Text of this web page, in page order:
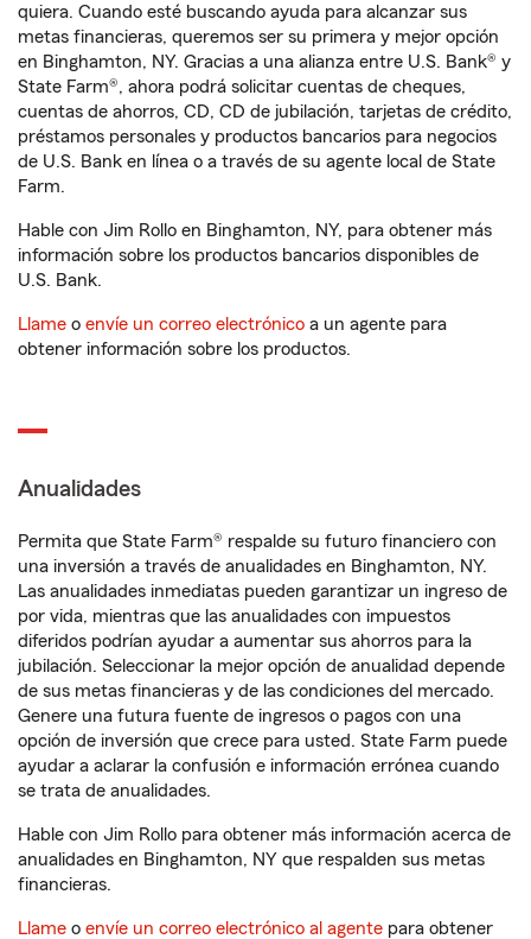
quiera. Cuando esté buscando ayuda para alcanzar sus
metas financieras, queremos ser su primera y mejor opción
en Binghamton, NY. Gracias a una alianza entre U.S. Bank® y
State Farm®, ahora podrá solicitar cuentas de cheques,
cuentas de ahorros, CD, CD de jubilación, tarjetas de crédito,
préstamos personales y productos bancarios para negocios
de U.S. Bank en línea o a través de su agente local de State
Farm.
Hable con Jim Rollo en Binghamton, NY, para obtener más
información sobre los productos bancarios disponibles de
U.S. Bank.
Llame o envíe un correo electrónico a un agente para
obtener información sobre los productos.
Anualidades
Permita que State Farm® respalde su futuro financiero con
una inversión a través de anualidades en Binghamton, NY.
Las anualidades inmediatas pueden garantizar un ingreso de
por vida, mientras que las anualidades con impuestos
diferidos podrían ayudar a aumentar sus ahorros para la
jubilación. Seleccionar la mejor opción de anualidad depende
de sus metas financieras y de las condiciones del mercado.
Genere una futura fuente de ingresos o pagos con una
opción de inversión que crece para usted. State Farm puede
ayudar a aclarar la confusión e información errónea cuando
se trata de anualidades.
Hable con Jim Rollo para obtener más información acerca de
anualidades en Binghamton, NY que respalden sus metas
financieras.
Llame o envíe un correo electrónico al agente para obtener